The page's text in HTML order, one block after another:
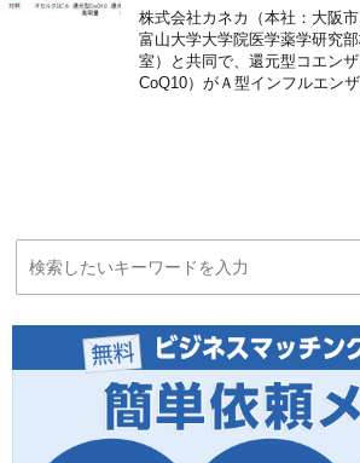
株式会社カネカ（本社：大阪
富山大学大学院医学薬学研究
室）と共同で、還元型コエン
CoQ10）がＡ型インフルエン